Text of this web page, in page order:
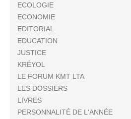
ECOLOGIE
ECONOMIE
EDITORIAL
EDUCATION
JUSTICE
KRÉYOL
LE FORUM KMT LTA
LES DOSSIERS
LIVRES
PERSONNALITÉ DE L'ANNÉE